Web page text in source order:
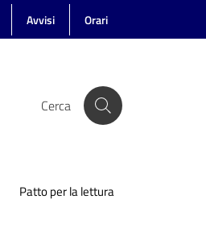
Avvisi Orari
Cerca
Patto per la lettura